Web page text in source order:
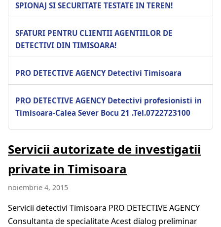
SPIONAJ SI SECURITATE TESTATE IN TEREN!
SFATURI PENTRU CLIENTII AGENTIILOR DE
DETECTIVI DIN TIMISOARA!
PRO DETECTIVE AGENCY Detectivi Timisoara
PRO DETECTIVE AGENCY Detectivi profesionisti in
Timisoara-Calea Sever Bocu 21 .Tel.0722723100
Servicii autorizate de investigatii
private in Timisoara
noiembrie 4, 2015
Servicii detectivi Timisoara PRO DETECTIVE AGENCY
Consultanta de specialitate Acest dialog preliminar